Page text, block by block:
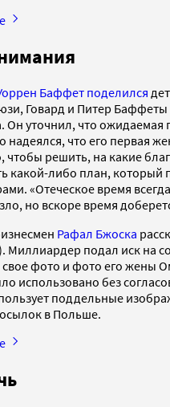
Баффет поделился
Говард и Питер Баффеты
Он уточнил, что
надеялся, что его первая
чтобы решить, на какие
какой-либо план, который
«Отеческое время
но вскоре время
Рафал Бжоска
Миллиардер подал иск на
фото и фото его жены
использовано без
поддельные
в Польше.